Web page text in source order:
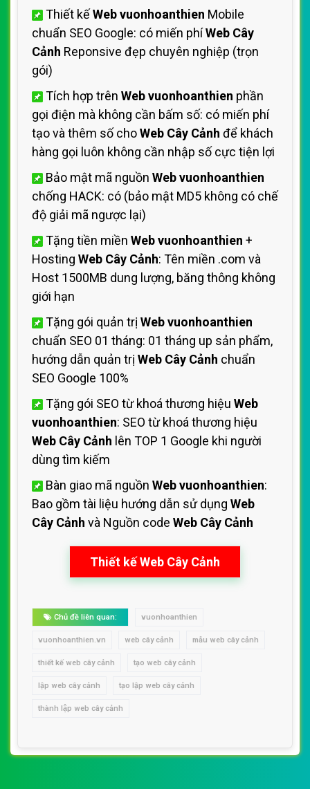
Thiết kếWeb vuonhoanthien Mobile
chuẩn SEO Google: có miến phíWeb Cây
Cảnh Reponsive đẹp chuyên nghiệp (trọn
gói)
Tích hợp trên Web vuonhoanthien phần
gọi điện mà không cần bấm số: có miến phí
tạo và thêm số choWeb Cây Cảnh để khách
hàng gọi luôn không cần nhập số cực tiện lợi
Bảo mật mã nguồn Web vuonhoanthien
chống HACK: có (bảo mật MD5 không có chế
độ giải mã ngược lại)
Tặng tiền miền Web vuonhoanthien +
Hosting Web Cây Cảnh: Tên miền .com và
Host 1500MB dung lượng, băng thông không
giới hạn
Tặng gói quản trị Web vuonhoanthien
chuẩn SEO 01 tháng: 01 tháng up sản phẩm,
hướng dẫn quản trị Web Cây Cảnh chuẩn
SEO Google 100%
Tặng gói SEO từ khoá thương hiệu Web
vuonhoanthien: SEO từ khoá thương hiệu
Web Cây Cảnh lên TOP 1 Google khi người
dùng tìm kiếm
Bàn giao mã nguồn Web vuonhoanthien:
Bao gồm tài liệu hướng dẫn sử dụng Web
Cây Cảnh và Nguồn code Web Cây Cảnh
Thiết kế Web Cây Cảnh
Chủ đề liên quan: vuonhoanthien
vuonhoanthien.vn web cây cảnh mẫu web cây cảnh
thiết kế web cây cảnh tạo web cây cảnh
lập web cây cảnh tạo lập web cây cảnh
thành lập web cây cảnh